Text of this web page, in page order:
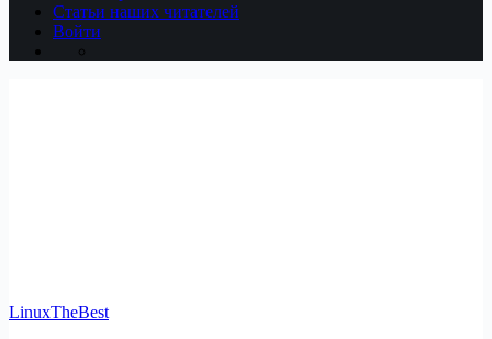
Статьи наших читателей
Войти
LinuxTheBest